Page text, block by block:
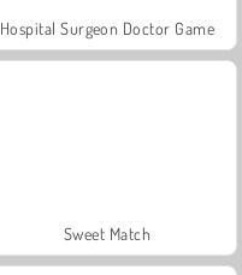
Hospital Surgeon Doctor Game
Sweet Match